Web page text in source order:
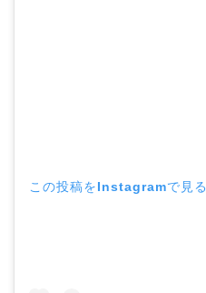
この投稿をInstagramで見る